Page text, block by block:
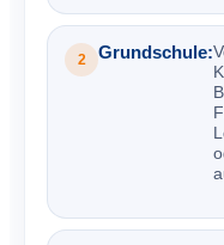
2 Grundschule: